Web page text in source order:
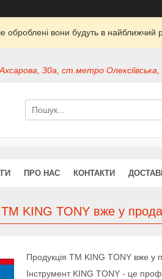
вони будуть в найближчий
30а, ст.метро Олексіївська,
ПРО НАС КОНТАКТИ
ТМ KING TONY вже у
Продукція ТМ KING TONY вже у
Інструмент KING TONY - це